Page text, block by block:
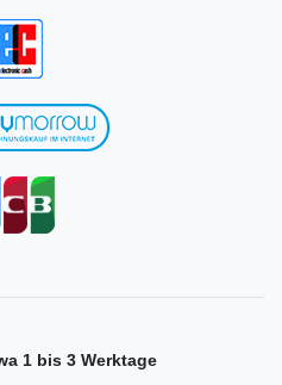
1 bis 3 Werktage